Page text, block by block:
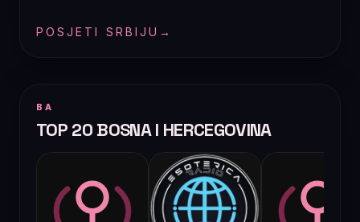
POSJETI SRBIJU →
BA
TOP 20 BOSNA I HERCEGOVINA